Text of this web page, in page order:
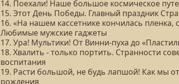
14. Поехали! Наше большое космическое
15. Этот День Победы. Главный праздник
16. «На нашем кассетнике кончилась пленка,
Любимые мужские гаджеты
17. Ура! Мультики! От Винни-пуха до
18. Хвалить - только портить. Странности
воспитания
19. Расти большой, не будь лапшой! Как мы
рождения